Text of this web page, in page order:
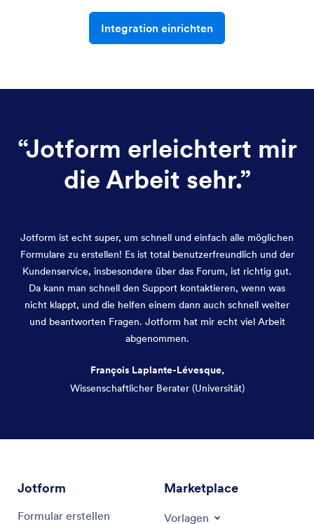
Integration einrichten
“Jotform erleichtert mir
die Arbeit sehr.”
Jotform ist echt super, um schnell und einfach alle möglichen
Formulare zu erstellen! Es ist total benutzerfreundlich und der
Kundenservice, insbesondere über das Forum, ist richtig gut.
Da kann man schnell den Support kontaktieren, wenn was
nicht klappt, und die helfen einem dann auch schnell weiter
und beantworten Fragen. Jotform hat mir echt viel Arbeit
abgenommen.
François Laplante-Lévesque,
Wissenschaftlicher Berater (Universität)
Jotform
Formular erstellen
Marketplace
Vorlagen